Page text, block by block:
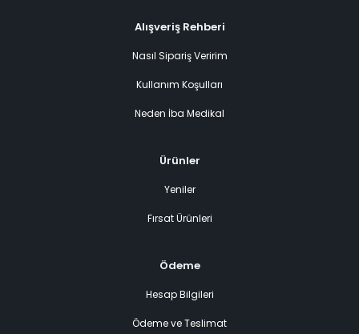
Alışveriş Rehberi
Nasıl Sipariş Veririm
Kullanım Koşulları
Neden İba Medikal
Ürünler
Yeniler
Fırsat Ürünleri
Ödeme
Hesap Bilgileri
Ödeme ve Teslimat